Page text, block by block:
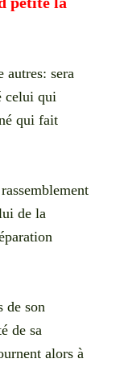
autres: sera
celui qui
qui fait
de la
de son
de sa
alors à